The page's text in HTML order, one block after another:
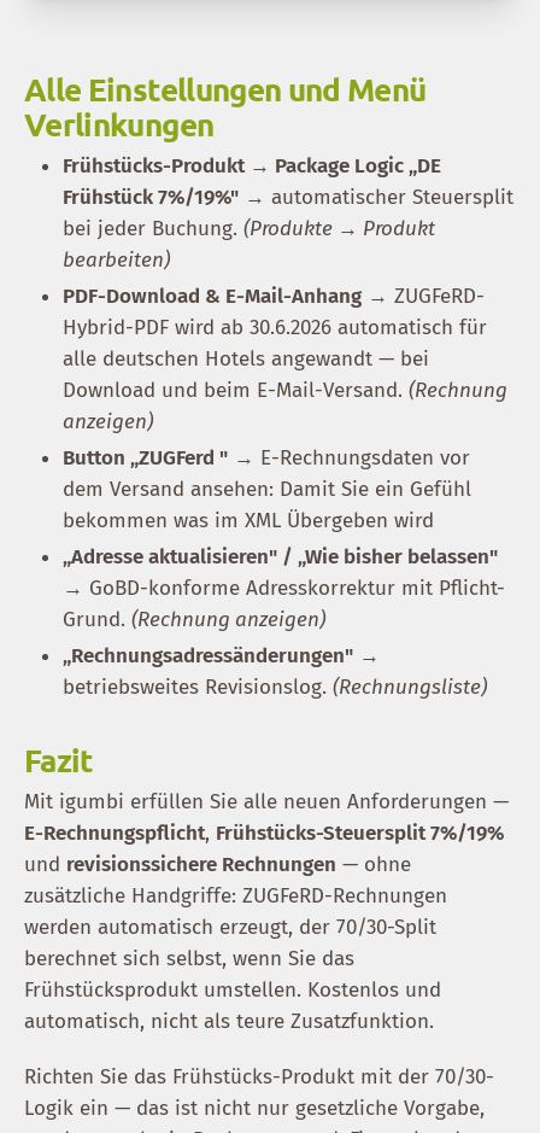
Alle Einstellungen und Menü
Verlinkungen
Frühstücks-Produkt → Package Logic „DE
Frühstück 7%/19%" → automatischer Steuersplit
bei jeder Buchung. (Produkte → Produkt
bearbeiten)
PDF-Download & E-Mail-Anhang → ZUGFeRD-
Hybrid-PDF wird ab 30.6.2026 automatisch für
alle deutschen Hotels angewandt — bei
Download und beim E-Mail-Versand. (Rechnung
anzeigen)
Button „ZUGFerd " → E-Rechnungsdaten vor
dem Versand ansehen: Damit Sie ein Gefühl
bekommen was im XML Übergeben wird
„Adresse aktualisieren" / „Wie bisher belassen"
→ GoBD-konforme Adresskorrektur mit Pflicht-
Grund. (Rechnung anzeigen)
„Rechnungsadressänderungen" →
betriebsweites Revisionslog. (Rechnungsliste)
Fazit
Mit igumbi erfüllen Sie alle neuen Anforderungen —
E-Rechnungspflicht, Frühstücks-Steuersplit 7%/19%
und revisionssichere Rechnungen — ohne
zusätzliche Handgriffe: ZUGFeRD-Rechnungen
werden automatisch erzeugt, der 70/30-Split
berechnet sich selbst, wenn Sie das
Frühstücksprodukt umstellen. Kostenlos und
automatisch, nicht als teure Zusatzfunktion.
Richten Sie das Frühstücks-Produkt mit der 70/30-
Logik ein — das ist nicht nur gesetzliche Vorgabe,